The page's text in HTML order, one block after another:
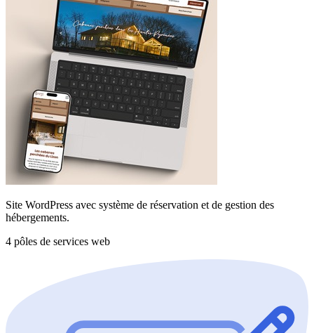
Site WordPress avec système de réservation et de gestion des
hébergements.
4 pôles de services web